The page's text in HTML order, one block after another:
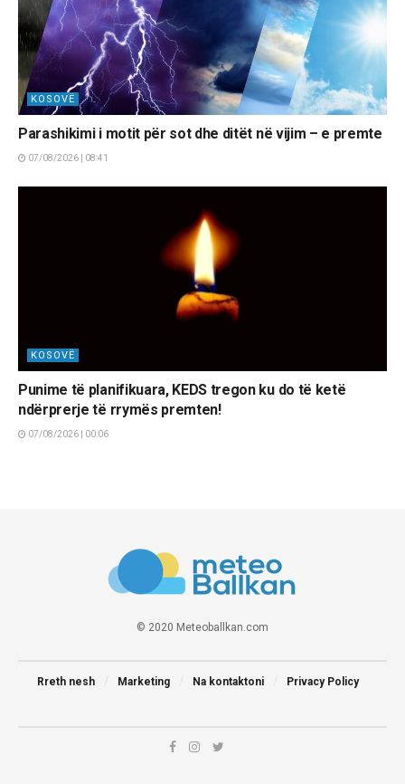
KOSOVË
Parashikimi i motit për sot dhe ditët në vijim – e premte
07/08/2026 | 08:41
KOSOVË
Punime të planifikuara, KEDS tregon ku do të ketë
ndërprerje të rrymës premten!
07/08/2026 | 00:06
© 2020 Meteoballkan.com
Rreth nesh Marketing Na kontaktoni Privacy Policy